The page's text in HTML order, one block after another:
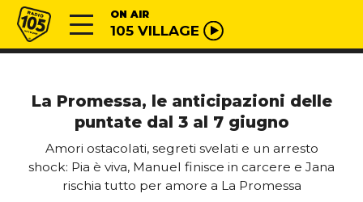
Vai al contenuto
Radio 105 ON AIR
105 VILLAGE
La Promessa, le anticipazioni delle
puntate dal 3 al 7 giugno
Amori ostacolati, segreti svelati e un arresto
shock: Pia è viva, Manuel finisce in carcere e Jana
rischia tutto per amore a La Promessa